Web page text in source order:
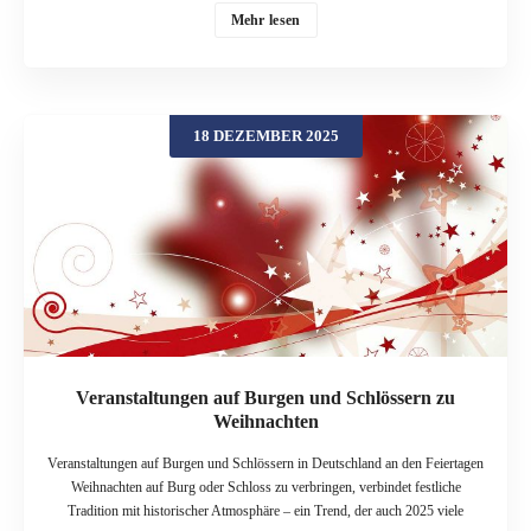
sogar ein Hauch Nordlicht am Horizont. In diesem Beitrag reisen wir nach
Weihnachtsgeschichten, die sich wunderbar vorlesen lassen. Winter im
Norden – Jul, Nisser und lange Nächte Weihnachten heißt im Norden „Jul“ –
ein Fest, das christliche Traditionen mit sehr alten, vorchristlichen Bräuchen
verbindet. In Häusern und Höfen kümmern sich der Vorstellung nach
„Nisser“ oder „Tomte“ um Stall und Familie: kleine, wichtelartige Wesen, die
besänftigt werden wollen, etwa mit einer Schüssel Grütze. Stellen Sie sich
diese Welt auf einer Burg oder einem Schloss vor: lange Korridore, knarrende
Dielen, schwerer Schnee draußen und drinnen Kerzenschein. Kein Wunder,
dass viele Legenden von Geistern, kleinen Helfern und geheimnisvollen
Lichtern besonders in […]
Mehr lesen
18 DEZEMBER 2025
Veranstaltungen auf Burgen und Schlössern zu
Weihnachten
Veranstaltungen auf Burgen und Schlössern in Deutschland an den Feiertagen
Weihnachten auf Burg oder Schloss zu verbringen, verbindet festliche
Tradition mit historischer Atmosphäre – ein Trend, der auch 2025 viele